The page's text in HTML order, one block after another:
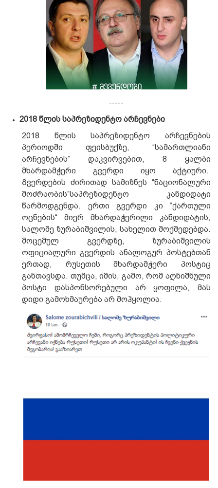
-----
2018 წლის საპრეზიდენტო არჩევნები
2018 წლის საპრეზიდენტო არჩევნების
პერიოდში ფეისბუქზე, “სამართლიანი
არჩევნების” დაკვირვებით, 8 ყალბი
მხარდამჭერი გვერდი იყო აქტიური.
Გვერდების ძირითად სამიზნეს “ნაციონალური
მოძრაობის”საპრეზიდენტო კანდიდატი
წარმოდგენდა. ერთი გვერდი კი “ქართული
ოცნების“ მიერ მხარდაჭერილი კანდიდატის,
სალომე ზურაბიშვილის, სახელით მოქმედებდა.
მოცემულ გვერდზე, ზურაბიშვილის
ოფიციალური გვერდის ანალოგურ პოსტებთან
ერთად, რუსეთის მხარდამჭერი პოსტიც
განთავსდა. თუმცა, იმის, გამო, რომ აღნიშნული
პოსტი დასპონსორებული არ ყოფილა, მას
დიდი გამოხმაურება არ მოჰყოლია.